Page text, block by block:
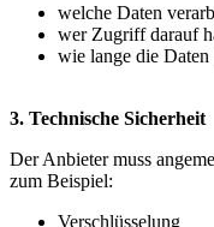
welche Daten
wer Zugriff darauf
wie lange die Daten
3. Technische Sicherheit
Der Anbieter muss
zum Beispiel:
Verschlüsselung